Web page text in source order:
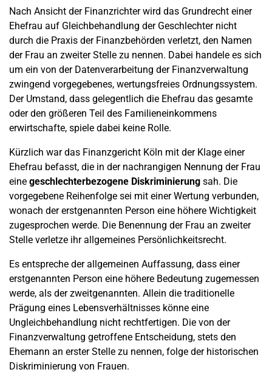
Nach Ansicht der Finanzrichter wird das Grundrecht einer
Ehefrau auf Gleichbehandlung der Geschlechter nicht
durch die Praxis der Finanzbehörden verletzt, den Namen
der Frau an zweiter Stelle zu nennen. Dabei handele es sich
um ein von der Datenverarbeitung der Finanzverwaltung
zwingend vorgegebenes, wertungsfreies Ordnungssystem.
Der Umstand, dass gelegentlich die Ehefrau das gesamte
oder den größeren Teil des Familieneinkommens
erwirtschafte, spiele dabei keine Rolle.
Kürzlich war das Finanzgericht Köln mit der Klage einer
Ehefrau befasst, die in der nachrangigen Nennung der Frau
eine geschlechterbezogene Diskriminierung sah. Die
vorgegebene Reihenfolge sei mit einer Wertung verbunden,
wonach der erstgenannten Person eine höhere Wichtigkeit
zugesprochen werde. Die Benennung der Frau an zweiter
Stelle verletze ihr allgemeines Persönlichkeitsrecht.
Es entspreche der allgemeinen Auffassung, dass einer
erstgenannten Person eine höhere Bedeutung zugemessen
werde, als der zweitgenannten. Allein die traditionelle
Prägung eines Lebensverhältnisses könne eine
Ungleichbehandlung nicht rechtfertigen. Die von der
Finanzverwaltung getroffene Entscheidung, stets den
Ehemann an erster Stelle zu nennen, folge der historischen
Diskriminierung von Frauen.